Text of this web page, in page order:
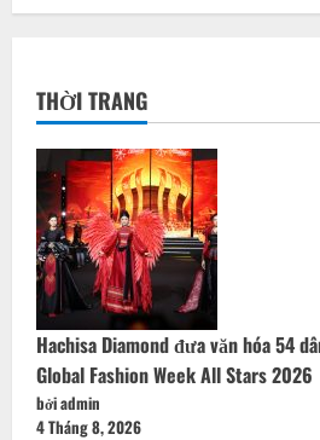
THỜI TRANG
Hachisa Diamond đưa văn hóa 54
Global Fashion Week All Stars 2026
bởi admin
4 Tháng 8, 2026